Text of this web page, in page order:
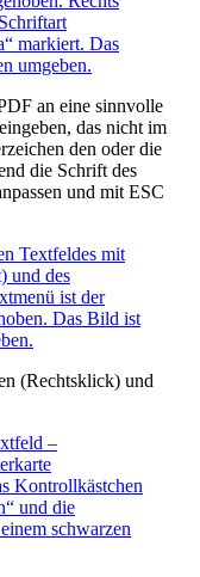
an eine sinnvolle
das nicht im
den oder die
die Schrift des
und mit ESC
(Rechtsklick) und